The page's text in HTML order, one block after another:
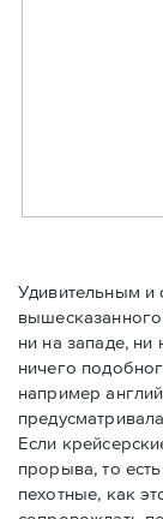
Удивительным и
вышесказанного
ни на западе, ни
ничего
например
Если
прорыва, то
пехотные, как